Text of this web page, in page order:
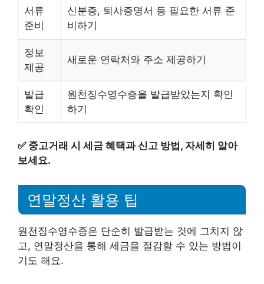
서류
준비
신분증, 퇴사증명서 등 필요한 서류 준
비하기
정보
제공
새로운 연락처와 주소 제공하기
발급
확인
원천징수영수증을 발급받았는지 확인
하기
✅ 중고거래 시 세금 혜택과 신고 방법, 자세히 알아
보세요.
연말정산 활용 팁
원천징수영수증은 단순히 발급받는 것에 그치지 않
고, 연말정산을 통해 세금을 절감할 수 있는 방법이
기도 해요.